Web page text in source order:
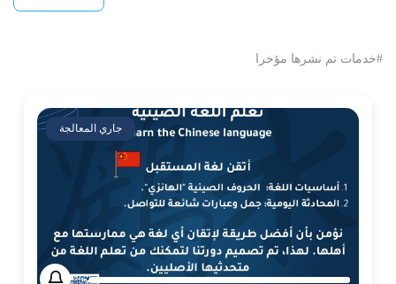
#خدمات تم نشرها مؤخرا
جاري المعالجة